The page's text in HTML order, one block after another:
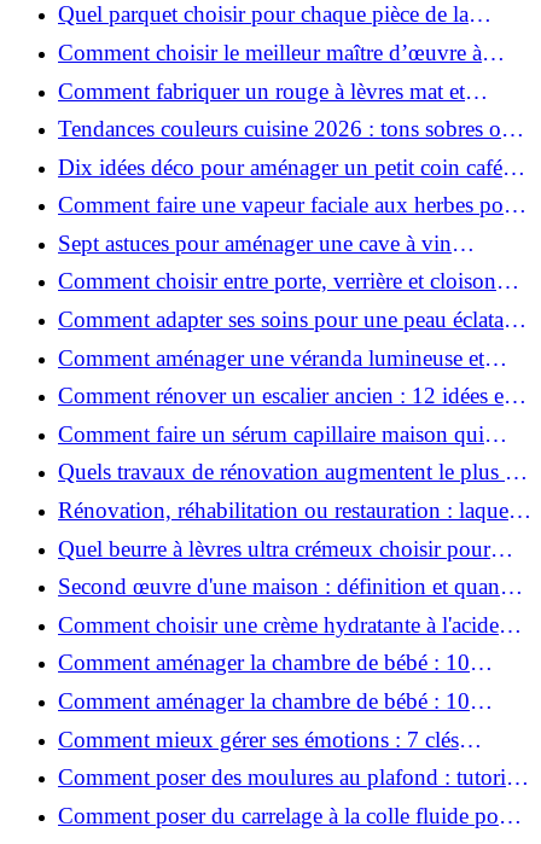
Quel parquet choisir pour chaque pièce de la
maison ?
Comment choisir le meilleur maître d’œuvre à
Grenoble en 2026 ?
Comment fabriquer un rouge à lèvres mat et
hydratant fait maison ?
Tendances couleurs cuisine 2026 : tons sobres ou
colorés, que choisir ?
Dix idées déco pour aménager un petit coin café
chez soi
Comment faire une vapeur faciale aux herbes pour
une peau plus saine et rajeunie ?
Sept astuces pour aménager une cave à vin
naturelle chez soi
Comment choisir entre porte, verrière et cloison
coulissante pour séparer vos pièces ?
Comment adapter ses soins pour une peau éclatante
en hiver ?
Comment aménager une véranda lumineuse et
conviviale : 12 idées déco
Comment rénover un escalier ancien : 12 idées et
astuces faciles pas à pas
Comment faire un sérum capillaire maison qui
stimule réellement la pousse des cheveux ?
Quels travaux de rénovation augmentent le plus la
valeur d'une maison pour la revente ?
Rénovation, réhabilitation ou restauration : laquelle
convient le mieux à mon logement ?
Quel beurre à lèvres ultra crémeux choisir pour
lèvres sèches et gercées?
Second œuvre d'une maison : définition et quand
le réaliser
Comment choisir une crème hydratante à l'acide
hyaluronique et niacinamide ?
Comment aménager la chambre de bébé : 10
conseils sécurité, déco et rangement
Comment aménager la chambre de bébé : 10
conseils sécurité, déco et rangement
Comment mieux gérer ses émotions : 7 clés
pratiques
Comment poser des moulures au plafond : tutoriel
vidéo pas à pas ?
Comment poser du carrelage à la colle fluide pour